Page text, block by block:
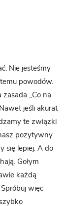
Nie jesteśmy
powodów.
„Co na
jeśli akurat
te związki
pozytywny
się lepiej. A do
Gołym
każdą
więc